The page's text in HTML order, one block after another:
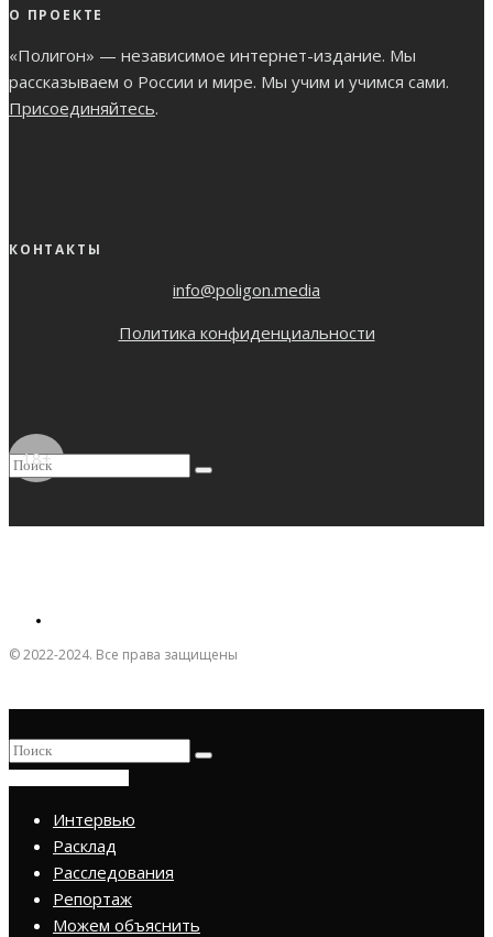
О ПРОЕКТЕ
«Полигон» — независимое интернет-издание. Мы
рассказываем о России и мире. Мы учим и учимся сами.
Присоединяйтесь.
КОНТАКТЫ
info@poligon.media
Политика конфиденциальности
18+
© 2022-2024. Все права защищены
Интервью
Расклад
Расследования
Репортаж
Можем объяснить